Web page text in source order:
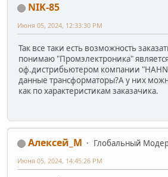
NIK-85
Июня 05, 2024, 12:33:30 PM
Так все таки есть возможность
понимаю "Промэлектроника"
оф.дистрибьютером компании
данные трансформаторы?А у них
как по характеристикам заказачика.
Алексей_М
Глобальный
Июня 05, 2024, 14:45:26 PM